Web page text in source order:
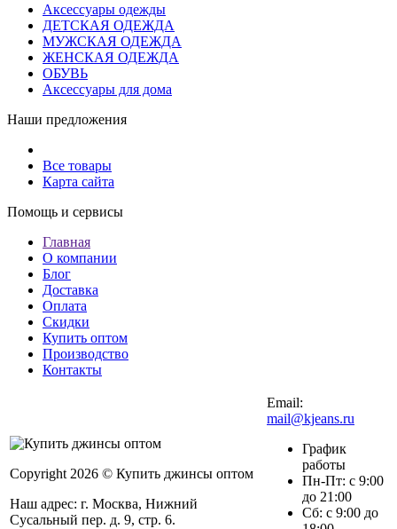
Аксессуары одежды
ДЕТСКАЯ ОДЕЖДА
МУЖСКАЯ ОДЕЖДА
ЖЕНСКАЯ ОДЕЖДА
ОБУВЬ
Аксессуары для дома
Наши предложения
Все товары
Карта сайта
Помощь и сервисы
Главная
О компании
Блог
Доставка
Оплата
Скидки
Купить оптом
Производство
Контакты
Copyright 2026 © Купить джинсы оптом
Наш адрес: г. Москва, Нижний
Сусальный пер. д. 9, стр. 6.
Email:
mail@kjeans.ru
График
работы
Пн-Пт: с 9:00
до 21:00
Сб: с 9:00 до